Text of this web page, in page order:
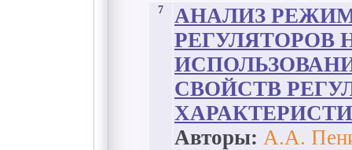
7
АНАЛИЗ
РЕГУЛЯТОРОВ
СВОЙСТВ
Авторы: А.А.